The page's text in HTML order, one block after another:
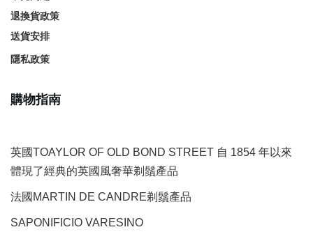
退換貨政策
送貨安排
隱私政策
購物指南
英國TOAYLOR OF OLD BOND STREET 自 1854 年以來
體現了經典的英國風奢華剃鬚產品
法國MARTIN DE CANDRE剃鬚產品
SAPONIFICIO VARESINO